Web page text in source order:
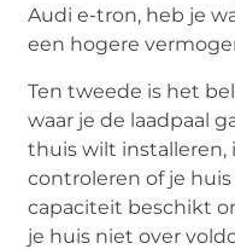
Audi e-tron, heb je
een hogere
Ten tweede is het
waar je de laadpaal
thuis wilt installeren,
controleren of je
capaciteit beschikt
je huis niet over